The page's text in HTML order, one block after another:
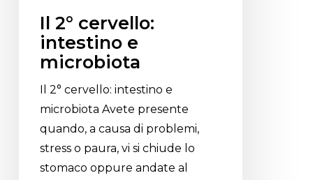
Il 2° cervello:
intestino e
microbiota
Il 2° cervello: intestino e
microbiota Avete presente
quando, a causa di problemi,
stress o paura, vi si chiude lo
stomaco oppure andate al